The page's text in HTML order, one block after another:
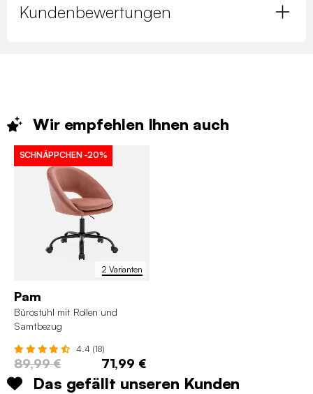
Kundenbewertungen
Wir empfehlen Ihnen auch
2 Varianten
SCHNÄPPCHEN -20%
Pam
Bürostuhl mit Rollen und
Samtbezug
4.4 (18)
89,99 € 71,99 €
Das gefällt unseren Kunden